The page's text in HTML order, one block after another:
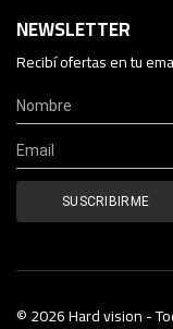
NEWSLETTER
Recibí ofertas en tu
© 2026 Hard vision -